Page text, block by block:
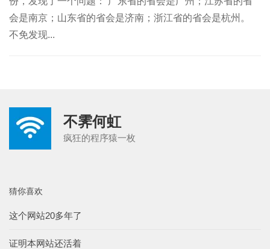
会是南京；山东省的省会是济南；浙江省的省会是杭州。
不免发现...
不霁何虹
疯狂的程序猿一枚
猜你喜欢
这个网站20多年了
证明本网站还活着